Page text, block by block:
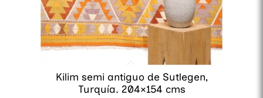
Kilim semi antiguo de Sutlegen,
Turquía. 204×154 cms